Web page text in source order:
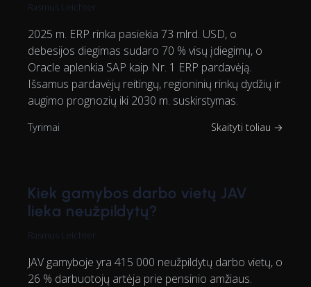
Rasmus Leichter
2025 m. ERP rinka pasiekia 73 mlrd. USD, o
debesijos diegimas sudaro 70 % visų įdiegimų, o
Oracle aplenkia SAP kaip Nr. 1 ERP pardavėją.
Išsamus pardavėjų reitingų, regioninių rinkų dydžių ir
augimo prognozių iki 2030 m. suskirstymas.
Tyrimai Skaityti toliau →
Kiek gamybos darbo vietų JAV
lieka neužpildytų?
Rasmus Leichter
JAV gamyboje yra 415 000 neužpildytų darbo vietų, o
26 % darbuotojų artėja prie pensinio amžiaus.